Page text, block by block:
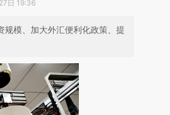
日 19:36
规模、加大外汇便利化政策、提